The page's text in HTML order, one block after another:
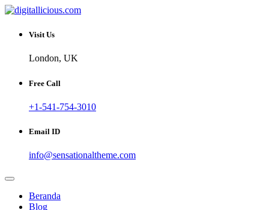
Skip
content
digitallicious.com
Sharing Digital Information
Visit Us
London, UK
Free Call
+1-541-754-3010
Email ID
info@sensationaltheme.com
Beranda
Blog